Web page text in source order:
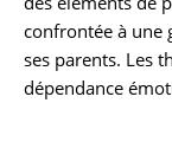
confrontée à une
ses parents. Les
dépendance